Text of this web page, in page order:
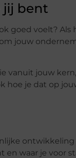
jij bent
goed voelt?
jouw
vanuit jouw
hoe je dat op
en waar je voor